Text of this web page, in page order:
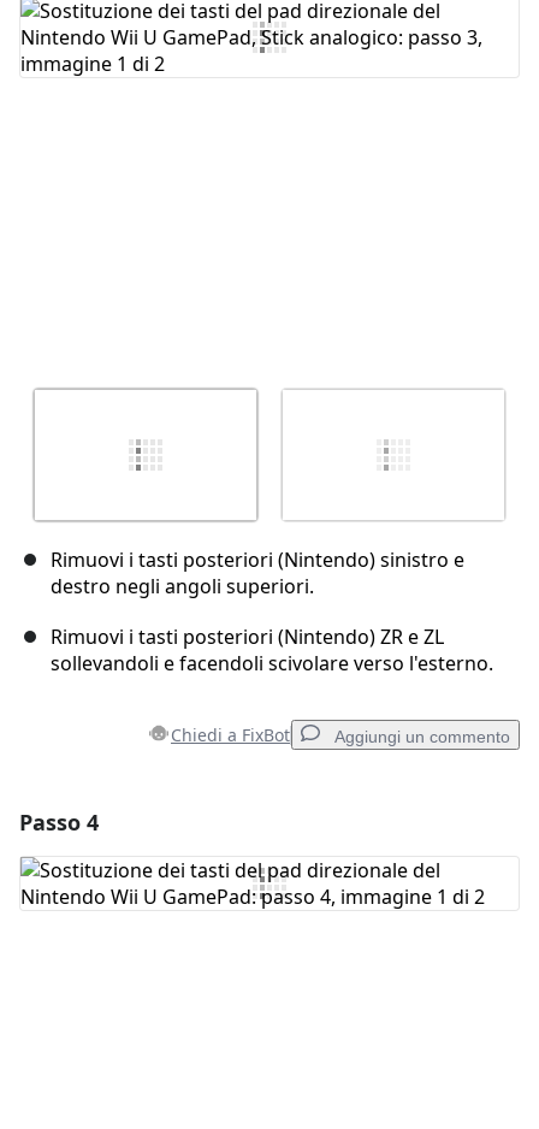
Aggiungi Commento
Rimuovi i tasti posteriori (Nintendo) sinistro e
destro negli angoli superiori.
Rimuovi i tasti posteriori (Nintendo) ZR e ZL
sollevandoli e facendoli scivolare verso l'esterno.
Chiedi a FixBot Aggiungi un commento
Aggiungi Commento
Passo 4